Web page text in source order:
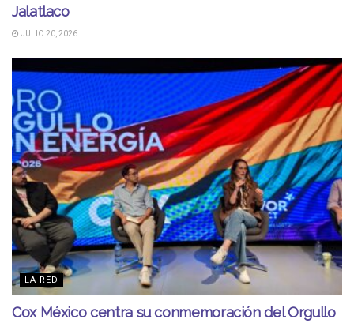
Jalatlaco
JULIO 20, 2026
LA RED
Cox México centra su conmemoración del Orgullo